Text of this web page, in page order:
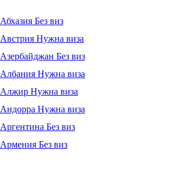
Абхазия Без виз
Австрия Нужна виза
Азербайджан Без виз
Албания Нужна виза
Алжир Нужна виза
Андорра Нужна виза
Аргентина Без виз
Армения Без виз